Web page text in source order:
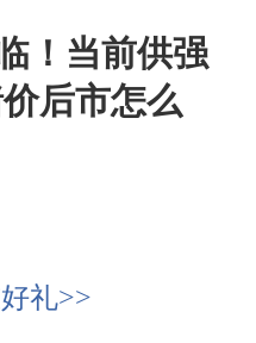
！当前供强
后市怎么
礼>>